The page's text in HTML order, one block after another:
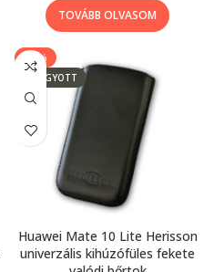
TOVÁBB OLVASOM
-14%
ELFOGYOTT
Huawei Mate 10 Lite Herisson
univerzális kihúzófüles fekete